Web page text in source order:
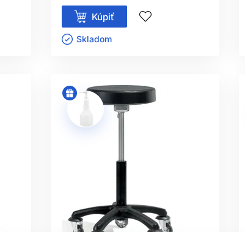
Kúpiť
Skladom ㅤ